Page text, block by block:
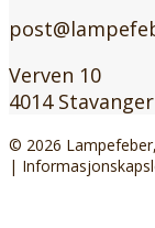
Verven 10
4014 Stavanger
© 2026
|